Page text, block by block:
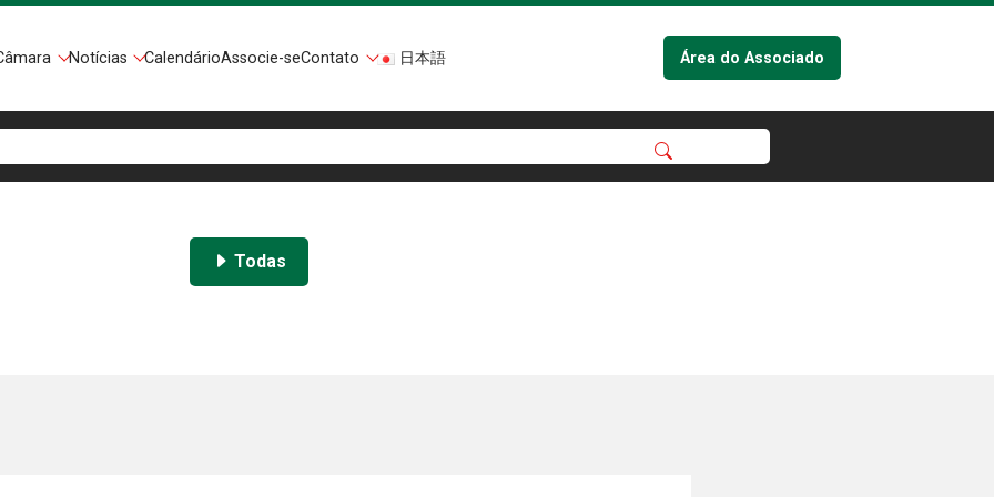
Notícias CalendárioAssocie-seContato 日本語 Área do Associado
Todas